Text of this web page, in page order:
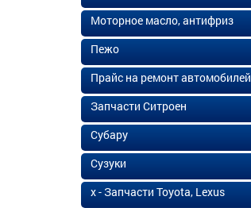
Моторное масло, антифриз
Пежо
Прайс на ремонт автомобилей
Запчасти Ситроен
Субару
Сузуки
х - Запчасти Toyota, Lexus